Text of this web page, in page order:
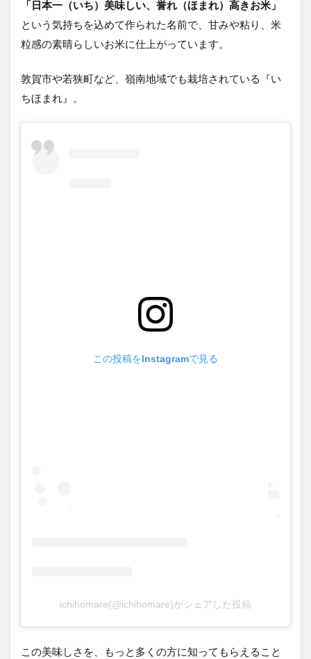
「日本一（いち）美味しい、誉れ（ほまれ）高きお米」
という気持ちを込めて作られた名前で、甘みや粘り、米
粒感の素晴らしいお米に仕上がっています。
敦賀市や若狭町など、嶺南地域でも栽培されている『い
ちほまれ』。
この投稿をInstagramで見る
ichihomare(@ichihomare)がシェアした投稿
この美味しさを、もっと多くの方に知ってもらえること